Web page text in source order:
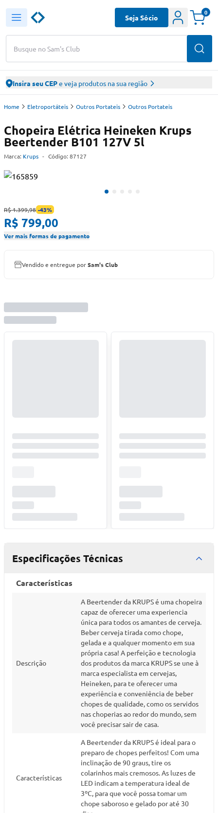
Busque no Sam's Club
Seja Sócio
0
Insira seu CEPe veja produtos na sua região
Home Eletroportáteis Outros Portateis Outros Portateis
Chopeira Elétrica Heineken Krups
Beertender B101 127V 5l
Marca: Krups - Código: 87127
R$ 1.399,98 -43%
R$ 799,00
Ver mais formas de pagamento
Vendido e entregue porSam's Club
Especificações Técnicas
Características
Descrição
A Beertender da KRUPS é uma chopeira
capaz de oferecer uma experiencia
única para todos os amantes de cerveja.
Beber cerveja tirada como chope,
gelada e a qualquer momento em sua
própria casa! A perfeição e tecnologia
dos produtos da marca KRUPS se une à
marca especialista em cervejas,
Heineken, para te oferecer uma
experiência e conveniência de beber
chopes de qualidade, como os servidos
nas choperias ao redor do mundo, sem
você precisar sair de casa.
Características
A Beertender da KRUPS é ideal para o
preparo de chopes perfeitos! Com uma
inclinação de 90 graus, tire os
colarinhos mais cremosos. As luzes de
LED indicam a temperatura ideal de
3ºC, para que você possa tomar um
chope saboroso e gelado por até 30